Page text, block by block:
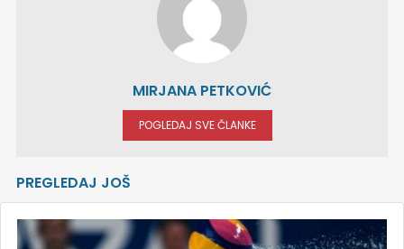
MIRJANA PETKOVIĆ
POGLEDAJ SVE ČLANKE
PREGLEDAJ JOŠ